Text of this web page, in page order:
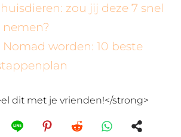
zou jij deze 7 snel
nemen?
worden: 10 beste
dit met je vrienden!</strong>